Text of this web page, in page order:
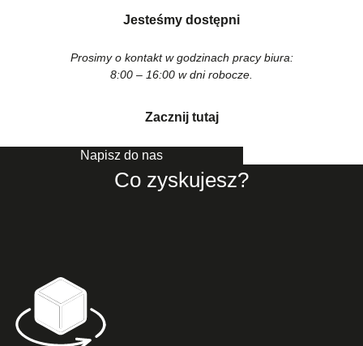
Jesteśmy dostępni
Prosimy o kontakt w godzinach pracy biura:
8:00 – 16:00 w dni robocze.
Zacznij tutaj
Napisz do nas
Co zyskujesz?